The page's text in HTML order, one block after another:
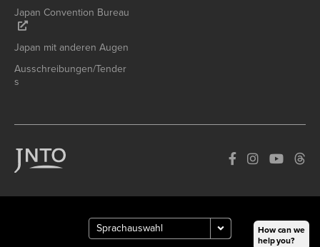
Japan Convention Bureau
Japan mit anderen Augen
Ausschreibungen/Tender
s
How can we
help you?